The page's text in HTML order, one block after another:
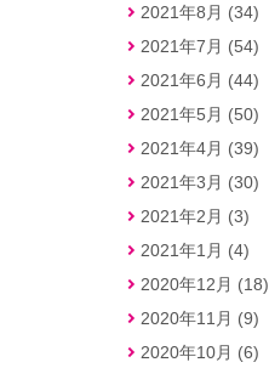
2021年8月 (34)
2021年7月 (54)
2021年6月 (44)
2021年5月 (50)
2021年4月 (39)
2021年3月 (30)
2021年2月 (3)
2021年1月 (4)
2020年12月 (18)
2020年11月 (9)
2020年10月 (6)